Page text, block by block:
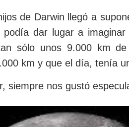
de Darwin llegó a
dar lugar a
sólo unos 9.000 km
km y que el día, tenía
siempre nos gustó